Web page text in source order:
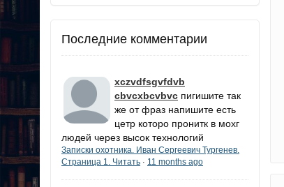
Последние комментарии
xczvdfsgvfdvb
cbvcxbcvbvc пигишите так
же от фраз напишите есть
цетр которо пронитк в мохг
людей через высок технологий
Записки охотника. Иван Сергеевич Тургенев.
Страница 1. Читать · 11 months ago